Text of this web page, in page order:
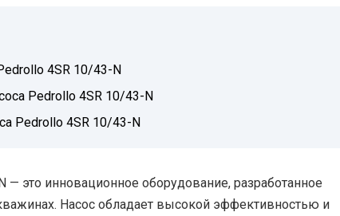
4SR 10/43-N
Pedrollo 4SR 10/43-N
Pedrollo 4SR 10/43-N
это инновационное оборудование, разработанное
Насос обладает высокой эффективностью и